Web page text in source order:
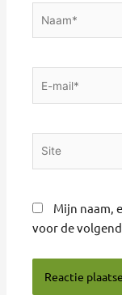
Mijn naam,
voor de